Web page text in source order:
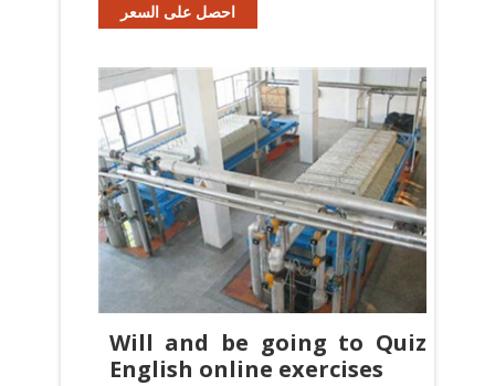
احصل على السعر
Will and be going to Quiz
English online exercises